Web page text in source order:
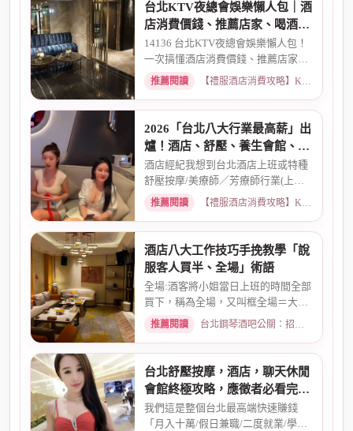
台北KTV夜總會娛樂懶人包｜酒
店消費價錢、推薦店家、喝酒介
紹一次看懂
14136 台北KTV夜總會娛樂懶人包！
一次搞懂酒店消費價錢、推薦店家、
喝酒介紹。從基本消費、包廂...
推薦閱讀 【禮服酒店消費攻略】KTV喝酒娛樂、價格試算 · 2026-03-16
2026「台北八大行業最高薪」出
爐！酒店、舒壓、養生會館、經
紀人推薦
酒店經紀我想到台北酒店上班或特種
舒壓按摩/美療師／芳療師行業(上班
天數可自選) 特種行業工作也...
推薦閱讀 【禮服酒店消費攻略】KTV喝酒娛樂、價格試算 · 2026-01-15
酒店八大工作技巧手挽教學「說
服客人買半、全場」術語
全場:酒客將小姐當日上班的時間全部
買下，稱為全場，又叫框全場＝大框
＝外全酒店買框送s外全多少...
推薦閱讀 台北鋼琴酒吧公關：招募條件與工作環境介紹 · 2026-03-26
台北舒壓按摩，酒店，聊天休閒
會館終極攻略，應徵者必看完整
指南
我們這是整個台北最高端快速賺錢
「月入十萬/假日兼職/二度就業/學生